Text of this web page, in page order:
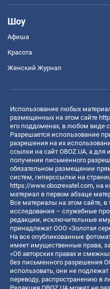
Шоу
Афиша
Красота
Женский Журнал
Использование любых
размещенных на этом сайте
его поддоменах, в любом виде
Разрешается использование
разрешения на их
ссылки на сайт OBOZ.UA, а для
получении письменного
обязательном размещении
систем, гиперссылки на
https://www.obozrevatel.com, на
материал в первом абзаце
Все материалы на этом сайте,
исследования – служебные
редакции, исключительные
принадлежат ООО «Золотая
На все опубликованные
имеет имущественные права,
«Об авторских правах и
без письменного разрешения
использовать, они не
переводу, распространению в